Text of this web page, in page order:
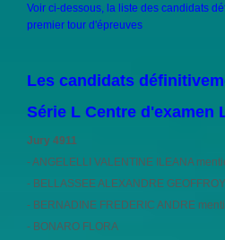
Voir ci-dessous, la liste des candidats
premier tour d'épreuves
Les candidats
Série L Centre d'examen
Jury 4911
- ANGELELLI VALENTINE ILEANA
- BELLASSEE ALEXANDRE GEOFFROY
- BERNADINE FREDERIC ANDRE
- BONARO FLORA